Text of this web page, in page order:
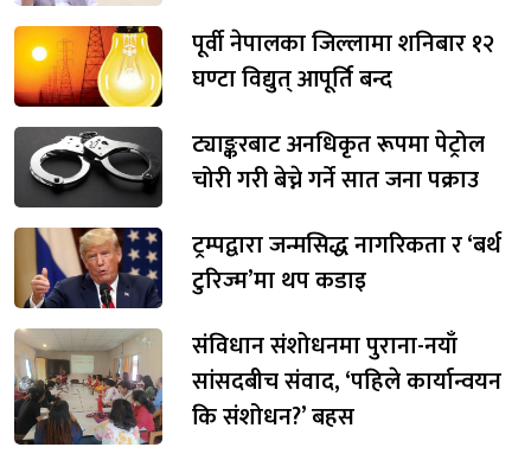
पूर्वी नेपालका जिल्लामा शनिबार १२
घण्टा विद्युत् आपूर्ति बन्द
ट्याङ्करबाट अनधिकृत रूपमा पेट्रोल
चोरी गरी बेच्ने गर्ने सात जना पक्राउ
ट्रम्पद्वारा जन्मसिद्ध नागरिकता र ‘बर्थ
टुरिज्म’मा थप कडाइ
संविधान संशोधनमा पुराना-नयाँ
सांसदबीच संवाद, ‘पहिले कार्यान्वयन
कि संशोधन?’ बहस